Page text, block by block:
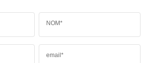
NOM*
email*